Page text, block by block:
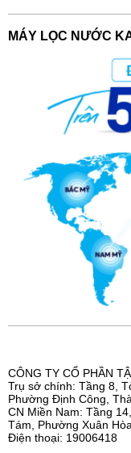
MÁY LỌC NƯỚC
CÔNG TY CỔ PHẦN
Trụ sở chính: Tầng 8,
Phường Định Công,
CN Miền Nam: Tầng
Tám, Phường Xuân
Điện thoại: 19006418